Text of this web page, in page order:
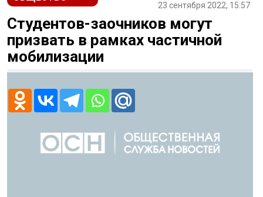
23 сентября 2022, 15:57
Студентов-заочников могут
призвать в рамках частичной
мобилизации